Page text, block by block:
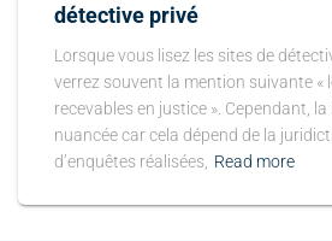
détective privé
Lorsque vous lisez les sites de
verrez souvent la mention suivante «
recevables en justice ». Cependant,
nuancée car cela dépend de la
d’enquêtes réalisées, Read more